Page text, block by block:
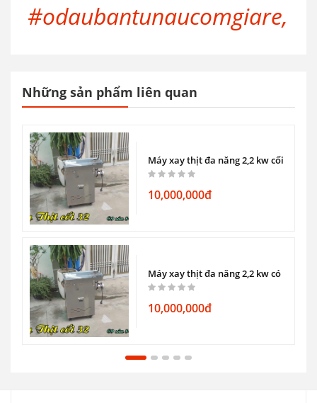
#odaubantunaucomgiare,
Những sản phẩm liên quan
Chó Chân Cao (Lòng Sâu).
Chó Điện và Máy Vặt Lông Dê Xăng.
Máy xay thịt đa năng 2,2 kw cối đùn
10,000,000đ
Máy xay thịt đa năng 2,2 kw có bánh
10,000,000đ